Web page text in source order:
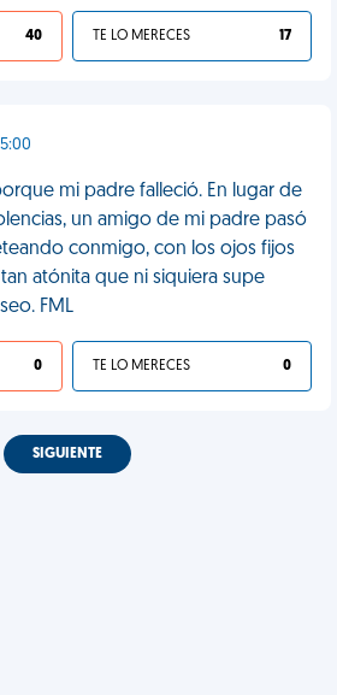
40 TE LO MERECES 17
mi padre falleció. En lugar de
un amigo de mi padre pasó
conmigo, con los ojos fijos
atónita que ni siquiera supe
FML
0 TE LO MERECES 0
SIGUIENTE